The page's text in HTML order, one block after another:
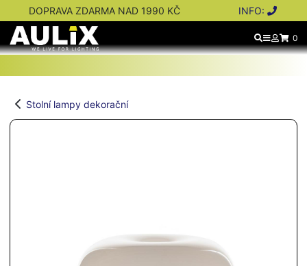
DOPRAVA ZDARMA NAD 1990 KČ INFO:
0
Stolní lampy dekorační